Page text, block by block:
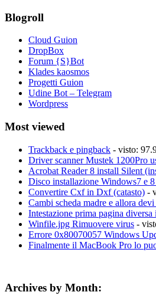
Blogroll
Cloud Guion
DropBox
Forum {S}Bot
Klades kaosmos
Progetti Guion
Udine Bot – Telegram
Wordpress
Most viewed
Trackback e pingback - visto:
Driver scanner Mustek 1200Pro
Acrobat Reader 8 install Silent
Disco installazione Windows7 e
Convertire Cxf in Dxf (catasto) -
Cambi scheda madre e allora
Intestazione prima pagina
Winfile.jpg Rimuovere virus -
Errore 0x80070057 Windows
Finalmente il MacBook Pro lo
Archives by Month: